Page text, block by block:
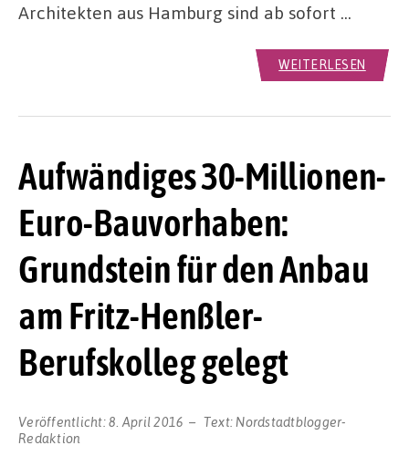
Architekten aus Hamburg sind ab sofort …
WEITERLESEN
Aufwändiges 30-Millionen-
Euro-Bauvorhaben:
Grundstein für den Anbau
am Fritz-Henßler-
Berufskolleg gelegt
Veröffentlicht:8. April 2016 Text: Nordstadtblogger-
Redaktion